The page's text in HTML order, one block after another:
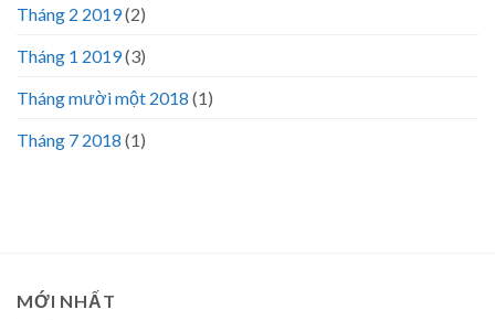
Tháng 2 2019(2)
Tháng 1 2019(3)
Tháng mười một 2018 (1)
Tháng 7 2018 (1)
MỚI NHẤT